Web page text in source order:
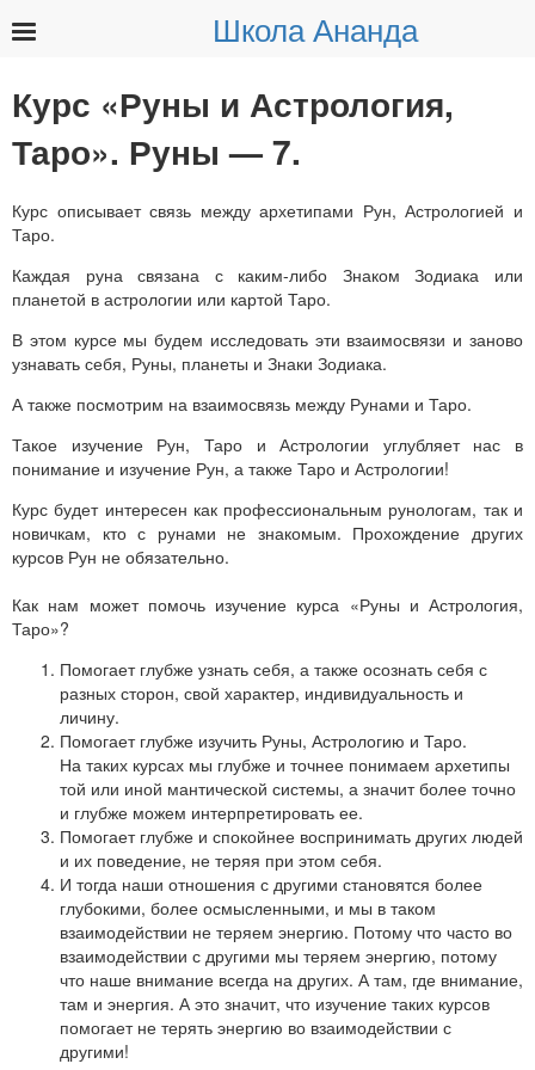
Школа Ананда
Курс «Руны и Астрология,
Таро». Руны — 7.
Курс описывает связь между архетипами Рун, Астрологией и
Таро.
Каждая руна связана с каким-либо Знаком Зодиака или
планетой в астрологии или картой Таро.
В этом курсе мы будем исследовать эти взаимосвязи и заново
узнавать себя, Руны, планеты и Знаки Зодиака.
А также посмотрим на взаимосвязь между Рунами и Таро.
Такое изучение Рун, Таро и Астрологии углубляет нас в
понимание и изучение Рун, а также Таро и Астрологии!
Курс будет интересен как профессиональным рунологам, так и
новичкам, кто с рунами не знакомым. Прохождение других
курсов Рун не обязательно.
Как нам может помочь изучение курса «Руны и Астрология,
Таро»?
Помогает глубже узнать себя, а также осознать себя с
разных сторон, свой характер, индивидуальность и
личину.
Помогает глубже изучить Руны, Астрологию и Таро.
На таких курсах мы глубже и точнее понимаем архетипы
той или иной мантической системы, а значит более точно
и глубже можем интерпретировать ее.
Помогает глубже и спокойнее воспринимать других людей
и их поведение, не теряя при этом себя.
И тогда наши отношения с другими становятся более
глубокими, более осмысленными, и мы в таком
взаимодействии не теряем энергию. Потому что часто во
взаимодействии с другими мы теряем энергию, потому
что наше внимание всегда на других. А там, где внимание,
там и энергия. А это значит, что изучение таких курсов
помогает не терять энергию во взаимодействии с
другими!